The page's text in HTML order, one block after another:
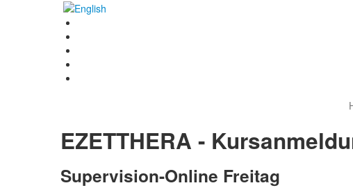
EZETTHERA -
Supervision-Online Freitag